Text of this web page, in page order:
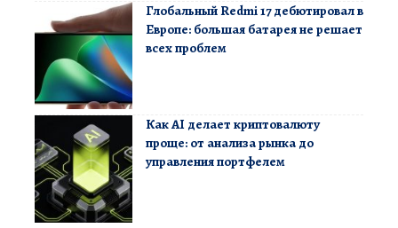
Глобальный Redmi 17 дебютировал в
Европе: большая батарея не решает
всех проблем
Как AI делает криптовалюту
проще: от анализа рынка до
управления портфелем